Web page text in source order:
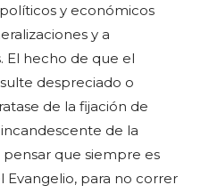
y económicos
y a
El hecho de que el
despreciado o
de la fijación de
de la
que siempre es
Evangelio, para no correr